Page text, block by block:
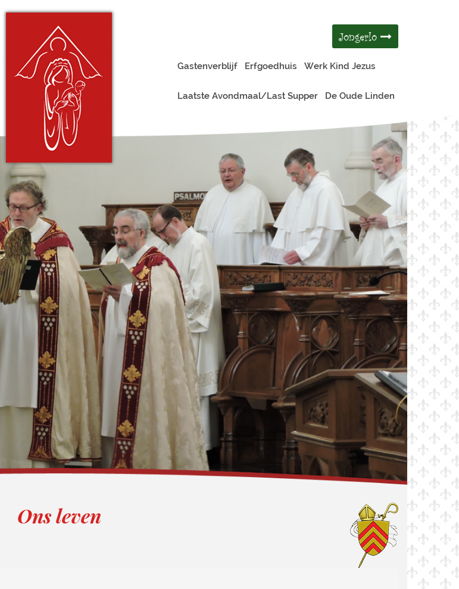
Jongerlo
Gastenverblijf Erfgoedhuis Werk Kind Jezus
Laatste Avondmaal/Last Supper De Oude Linden
Ons leven